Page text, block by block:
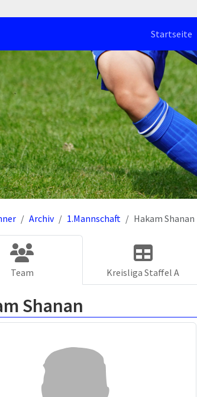
Startseite
Archiv 1.Mannschaft Hakam Shanan
Team Kreisliga Staffel A
Shanan